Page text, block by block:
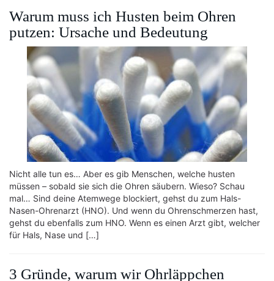
Warum muss ich Husten beim Ohren
putzen: Ursache und Bedeutung
Nicht alle tun es… Aber es gib Menschen, welche husten
müssen – sobald sie sich die Ohren säubern. Wieso? Schau
mal… Sind deine Atemwege blockiert, gehst du zum Hals-
Nasen-Ohrenarzt (HNO). Und wenn du Ohrenschmerzen hast,
gehst du ebenfalls zum HNO. Wenn es einen Arzt gibt, welcher
für Hals, Nase und […]
3 Gründe, warum wir Ohrläppchen